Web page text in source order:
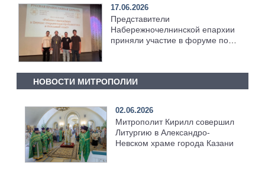
17.06.2026
Представители
Набережночелнинской епархии
приняли участие в форуме по
НОВОСТИ МИТРОПОЛИИ
02.06.2026
Митрополит Кирилл совершил
Литургию в Александро-
Невском храме города Казани